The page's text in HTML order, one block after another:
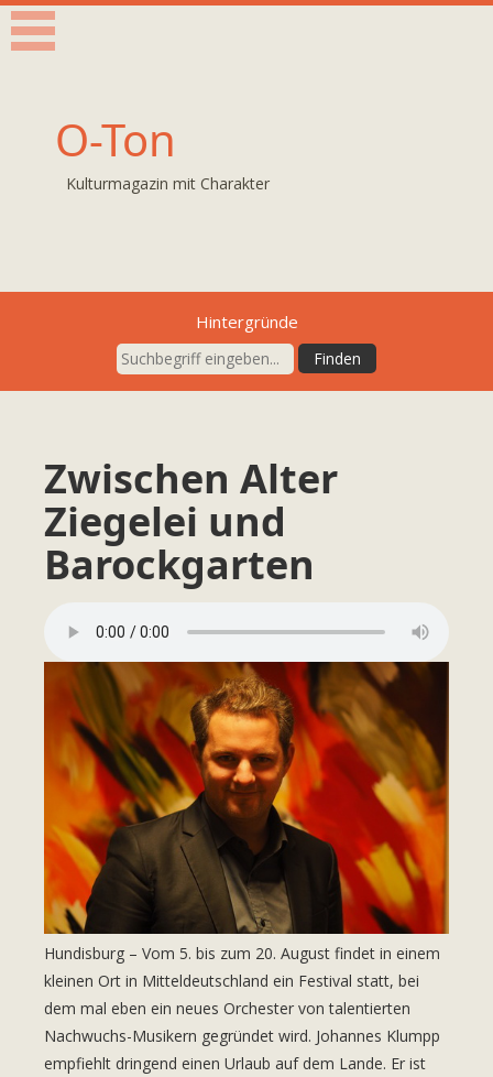
O-Ton
Kulturmagazin mit Charakter
Hintergründe
Zwischen Alter
Ziegelei und
Barockgarten
Hundisburg – Vom 5. bis zum 20. August findet in einem
kleinen Ort in Mitteldeutschland ein Festival statt, bei
dem mal eben ein neues Orchester von talentierten
Nachwuchs-Musikern gegründet wird. Johannes Klumpp
empfiehlt dringend einen Urlaub auf dem Lande. Er ist